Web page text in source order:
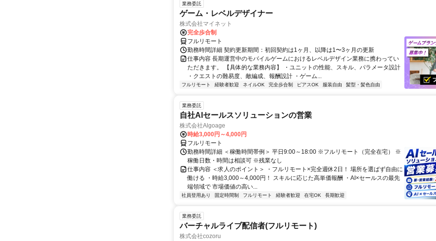
業務委託
ゲーム・レベルデザイナー
株式会社マイネット
完全歩合制
フルリモート
勤務時間詳細 契約更新期間：初回契約は1ヶ月、以降は1〜3ヶ月の更新
仕事内容 長期運営中のモバイルゲームにおけるレベルデザイン業務に携わってい
ただきます。 【具体的な業務内容】 ・ユニットの性能、スキル、パラメータ設計
・クエストの難易度、敵編成、報酬設計 ・ゲーム...
フルリモート 経験者歓迎 ネイルOK 完全歩合制 ピアスOK 服装自由 髪型・髪色自由
業務委託
自社AIセールスソリューションの営業
株式会社Algoage
時給3,000円～4,000円
フルリモート
勤務時間詳細 ＜稼働時間帯例＞ 平日9:00～18:00 ※フルリモート（完全在宅） ※
稼働日数・時間は相談可 ※残業なし
仕事内容 ＜求人のポイント＞ ・フルリモート×完全週休2日！ 場所を選ばず自由に
働ける ・時給3,000～4,000円！ スキルに応じた高単価報酬 ・AI×セールスの最先
端領域で 市場価値の高い...
社員登用あり 固定時間制 フルリモート 経験者歓迎 在宅OK 長期歓迎
業務委託
バーチャルライブ配信者(フルリモート)
株式会社cozoru